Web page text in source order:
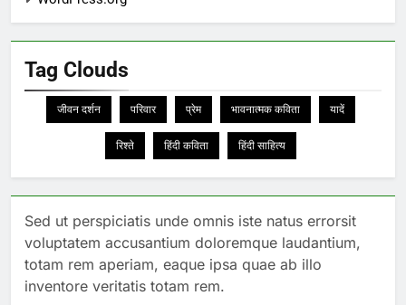
Tag Clouds
जीवन दर्शन परिवार प्रेम भावनात्मक कविता यादें
रिश्ते हिंदी कविता हिंदी साहित्य
Sed ut perspiciatis unde omnis iste natus errorsit
voluptatem accusantium doloremque laudantium,
totam rem aperiam, eaque ipsa quae ab illo
inventore veritatis totam rem.